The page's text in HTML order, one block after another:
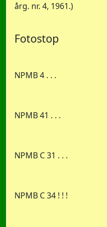
årg. nr. 4, 1961.)
Fotostop
NPMB 4 . . .
NPMB 41 . . .
NPMB C 31 . . .
NPMB C 34 ! ! !